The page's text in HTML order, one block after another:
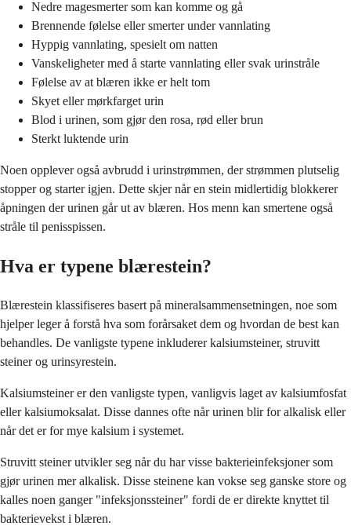
Nedre magesmerter som kan komme og gå
Brennende følelse eller smerter under vannlating
Hyppig vannlating, spesielt om natten
Vanskeligheter med å starte vannlating eller svak urinstråle
Følelse av at blæren ikke er helt tom
Skyet eller mørkfarget urin
Blod i urinen, som gjør den rosa, rød eller brun
Sterkt luktende urin
Noen opplever også avbrudd i urinstrømmen, der strømmen plutselig
stopper og starter igjen. Dette skjer når en stein midlertidig blokkerer
åpningen der urinen går ut av blæren. Hos menn kan smertene også
stråle til penisspissen.
Hva er typene blærestein?
Blærestein klassifiseres basert på mineralsammensetningen, noe som
hjelper leger å forstå hva som forårsaket dem og hvordan de best kan
behandles. De vanligste typene inkluderer kalsiumsteiner, struvitt
steiner og urinsyrestein.
Kalsiumsteiner er den vanligste typen, vanligvis laget av kalsiumfosfat
eller kalsiumoksalat. Disse dannes ofte når urinen blir for alkalisk eller
når det er for mye kalsium i systemet.
Struvitt steiner utvikler seg når du har visse bakterieinfeksjoner som
gjør urinen mer alkalisk. Disse steinene kan vokse seg ganske store og
kalles noen ganger "infeksjonssteiner" fordi de er direkte knyttet til
bakterievekst i blæren.